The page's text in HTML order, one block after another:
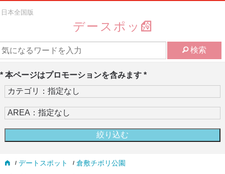
日本全国版
デースポッ
検索
* 本ページはプロモーションを含みます *
デートスポット 倉敷チボリ公園